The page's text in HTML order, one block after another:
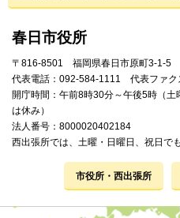
春日市役所
〒816-8501 福岡県春日市原町3-1-5
代表電話：092-584-1111 代表ファク
開庁時間：午前8時30分～午後5時（
は休み）
法人番号：8000020402184
西出張所では、土曜・日曜日、祝日で
市役所・西出張所